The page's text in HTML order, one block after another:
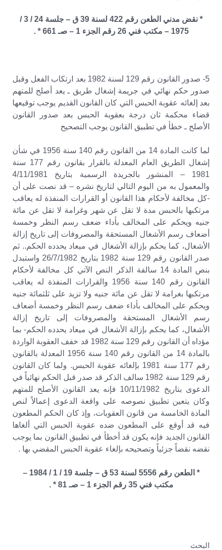
* نقض مدني الطعن رقم 422 لسنة 39 ق – جلسة 24 / 3 /
1975 – مكتب فني 26 رقم الجزء 1 – صـ 661 * .
5- صدور القانون رقم 129 لسنة 1982 بعد ارتكاب الفعل وقبل
صدور حكم نهائي في جريمة إشغال طريق ـ يعد أصلح للمتهم
بعد إلغائه عقوبة الحبس التي كان القانون القديم يوجب توقيعها
قضاء محكمة ثان درجة بعقوبة الحبس بعد صدور القانون
الأصلح ـ خطأ في تطبيق القانون يوجب التصحيح
لما كانت المادة 14 من القانون رقم 140 سنة 1956 في شأن
إشغال الطريق العام المعدلة بالقرار بقانون رقم 177 سنة
1981 – المنشور بالجريدة الرسمية بتاريخ 4/11/1981
والمعمول به من اليوم التالي لتاريخ نشره – قد نصت على أن
-كل مخالفة لأحكام هذا القانون أو القرارات المنفذة له يعاقب
مرتكبها بالحبس مدة لا تقل عن شهر وغرامة لا تقل عن مائة
جنيه ويحكم على المخالف بأداء ضعف رسم النظر وخمسة
أضعاف رسم الأشغال المستحقة والمصروفات إلى تاريخ إزالة
الأشغال، كما يحكم بإزالة الأشغال في ميعاد يحدده الحكم.. ثم
صدر القانون رقم 129 سنة 1982 بتاريخ 26/7/1982 واستبدل
بنص المادة 14 سالفة الذكر النص الآتي كل مخالفة لأحكام
القانون رقم 140 سنة 1956 والقرارات المنفذة له يعاقب
مرتكبها بغرامة لا تقل عن مائة جنيه ولا تزيد على ثلثمائة جنيه
ويحكم على المخالف بأداء ضعف رسم النظر وخمسة أضعاف
رسم الأشغال المستحقة والمصروفات إلى تاريخ إزالة
الأشغال، كما يحكم بإزالة الأشغال في ميعاد يحدده الحكم- بما
مؤداه أن القانون رقم 129 سنة 1982 قد خفف العقوبة الواردة
بالمادة 14 من القانون رقم 140 سنة 1956 المعدلة بالقانون
رقم 177 سنة 1981 بإلغائه عقوبة الحبس. ولما كان القانون
رقم 129 سنة 1982 سالف الذكر قد صدر قبل الحكم نهائياً في
الدعوى بتاريخ 10/11/1982 فإنه يعد القانون الأصلح للمتهم
وكان يتعين تطبيق نصوصه على واقعة الدعوى إعمالاً لنص
المادة الخامسة من قانون العقوبات، وإذ كان الحكم المطعون
فيه قد أوقع على المطعون ضده عقوبة الحبس التي ألغاها
القانون الجديد فإنه يكون قد أخطأ في تطبيق القانون بما يوجب
نقضه نقضاً جزئياً وتصحيحه بإلغاء عقوبة الحبس المقضي بها .
* الطعن رقم 5556 لسنة 53 ق – جلسة 19 / 1 / 1984 –
مكتب فني 35 رقم الجزء 1 – صـ 81 * .
البحث